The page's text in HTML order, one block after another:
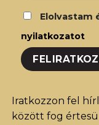
Elolvastam
nyilatkozatot
Iratkozzon fel
között fog